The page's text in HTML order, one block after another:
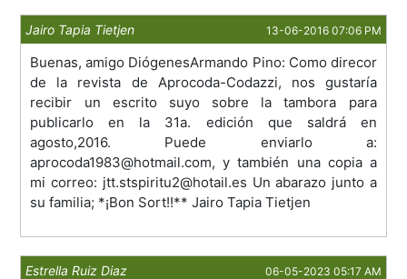
Jairo Tapia Tietjen 13-06-2016 07:06 PM
Buenas, amigo DiógenesArmando Pino: Como direcor
de la revista de Aprocoda-Codazzi, nos gustaría
recibir un escrito suyo sobre la tambora para
publicarlo en la 31a. edición que saldrá en
agosto,2016. Puede enviarlo a:
aprocoda1983@hotmail.com, y también una copia a
mi correo: jtt.stspiritu2@hotail.es Un abarazo junto a
su familia; *¡Bon Sort!!** Jairo Tapia Tietjen
Estrella Ruiz Diaz 06-05-2023 05:17 AM